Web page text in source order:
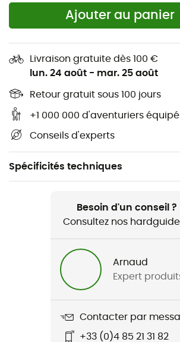
Ajouter au panier
Livraison gratuite dès 100 €
lun. 24 août - mar. 25 août
Retour gratuit sous 100 jours
+1 000 000 d'aventuriers
Conseils d'experts
Spécificités techniques
Camping / Bivouac
Homme / Femme
Nom du produit
Besoin d'un conseil ?
Consultez nos
Arnaud
Expert
Contacter par
+33 (0)4 85 21 31 82